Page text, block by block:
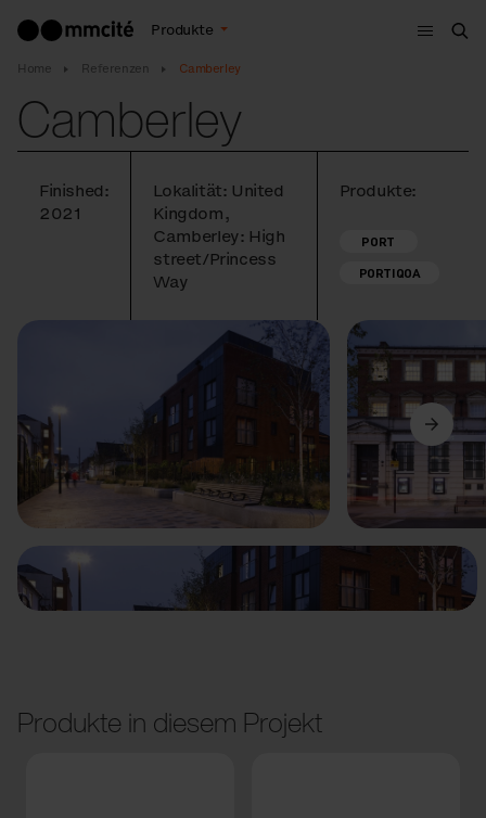
Produkte
Menu
Home Referenzen Camberley
Camberley
Finished:
2021
Lokalität: United
Kingdom,
Camberley: High
street/Princess
Way
Produkte:
PORT
PORTIQOA
Vorige Weiter
Produkte in diesem Projekt